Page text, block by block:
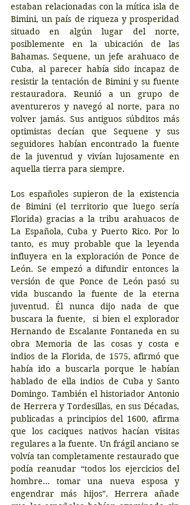
estaban relacionadas con la mítica isla de
Bimini, un país de riqueza y prosperidad
situado en algún lugar del norte,
posiblemente en la ubicación de las
Bahamas. Sequene, un jefe arahuaco de
Cuba, al parecer había sido incapaz de
resistir la tentación de Bimini y su fuente
restauradora. Reunió a un grupo de
aventureros y navegó al norte, para no
volver jamás. Sus antiguos súbditos más
optimistas decían que Sequene y sus
seguidores habían encontrado la fuente
de la juventud y vivían lujosamente en
aquella tierra para siempre.
Los españoles supieron de la existencia
de Bimini (el territorio que luego sería
Florida) gracias a la tribu arahuacos de
La Española, Cuba y Puerto Rico. Por lo
tanto, es muy probable que la leyenda
influyera en la exploración de Ponce de
León. Se empezó a difundir entonces la
versión de que Ponce de León pasó su
vida buscando la fuente de la eterna
juventud.​ Él nunca dijo nada de que
buscara la fuente, ​ si bien el explorador
Hernando de Escalante Fontaneda en su
obra Memoria de las cosas y costa e
indios de la Florida, de 1575, afirmó que
había ido a buscarla porque le habían
hablado de ella indios de Cuba y Santo
Domingo.​ También el historiador Antonio
de Herrera y Tordesillas, en sus Décadas,
publicadas a principios del 1600, afirma
que los caciques nativos hacían visitas
regulares a la fuente. Un frágil anciano se
volvía tan completamente restaurado que
podía reanudar “todos los ejercicios del
hombre... tomar una nueva esposa y
engendrar más hijos”. Herrera añade